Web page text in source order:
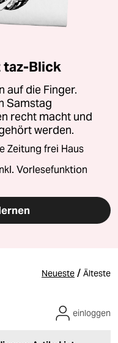
taz-Blick
auf die Finger.
Samstag
recht macht und
werden.
Zeitung frei Haus
Vorlesefunktion
Neueste / Älteste
einloggen